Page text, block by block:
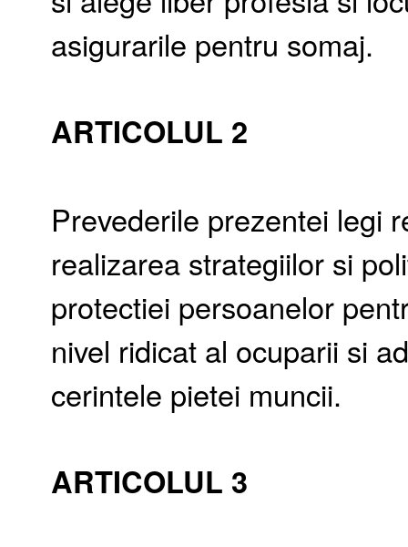
asigurarile pentru somaj.
ARTICOLUL 2
Prevederile prezentei legi
realizarea strategiilor si
protectiei persoanelor
nivel ridicat al ocuparii si
cerintele pietei muncii.
ARTICOLUL 3